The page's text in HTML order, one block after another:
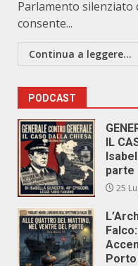
Parlamento silenziato
consente...
Continua a leggere...
PODCAST
IL
parte
25
Porto